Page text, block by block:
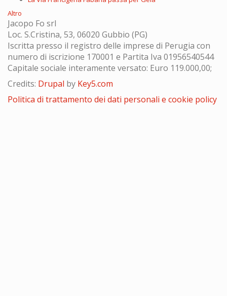
Altro
Jacopo Fo srl
Loc. S.Cristina, 53, 06020 Gubbio (PG)
Iscritta presso il registro delle imprese di Perugia con
numero di iscrizione 170001 e Partita Iva 01956540544
Capitale sociale interamente versato: Euro 119.000,00;
Credits: Drupal by Key5.com
Politica di trattamento dei dati personali e cookie policy